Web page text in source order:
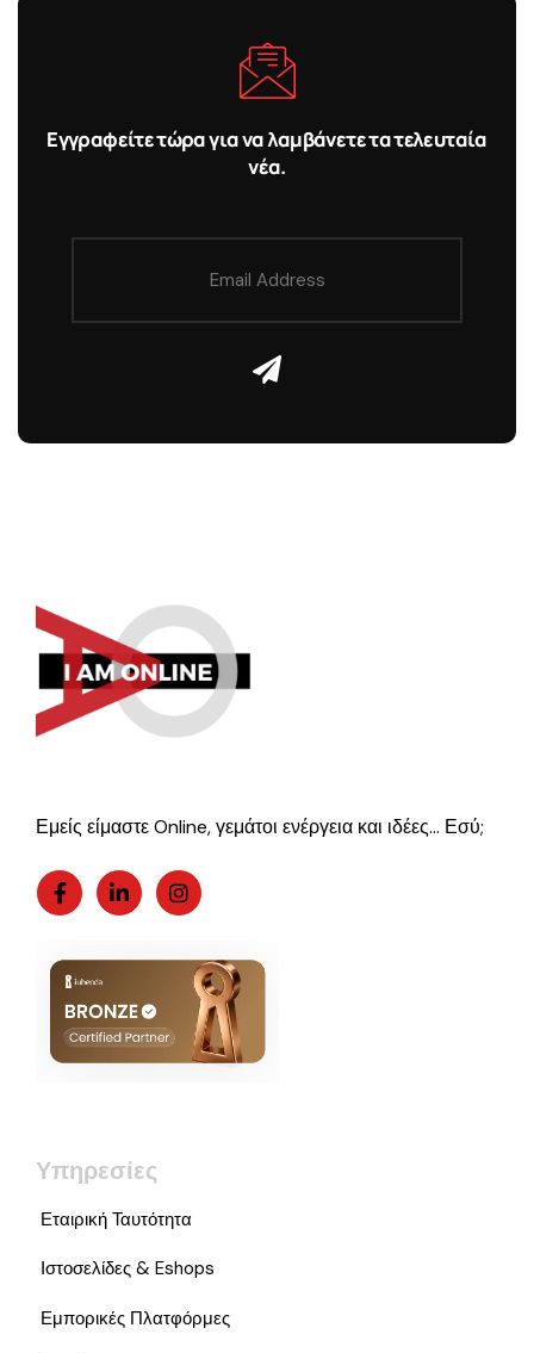
Εγγραφείτε τώρα για να λαμβάνετε τα τελευταία
νέα.
Εμείς είμαστε Online, γεμάτοι ενέργεια και ιδέες… Εσύ;
Υπηρεσίες
Εταιρική Ταυτότητα
Ιστοσελίδες & Eshops
Εμπορικές Πλατφόρμες